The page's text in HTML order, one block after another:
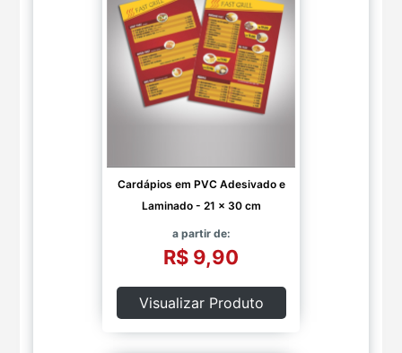
Cardápios em PVC Adesivado e
Laminado - 21 x 30 cm
a partir de:
R$ 9,90
Visualizar Produto